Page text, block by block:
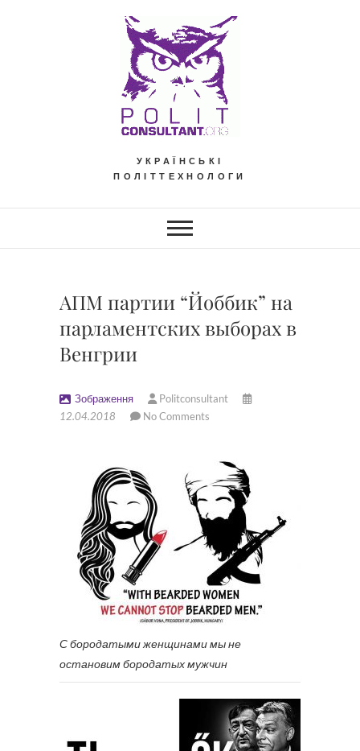
УКРАЇНСЬКІ
ПОЛІТТЕХНОЛОГИ
АПМ партии “Йоббик” на
парламентских выборах в
Венгрии
Зображення
Politconsultant
12.04.2018
No Comments
С бородатыми женщинами мы не
остановим бородатых мужчин